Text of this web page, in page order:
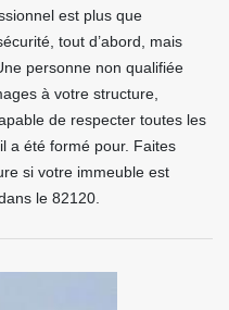
est plus que
tout d’abord, mais
personne non qualifiée
à votre structure,
de respecter toutes les
a été formé pour. Faites
si votre immeuble est
le 82120.